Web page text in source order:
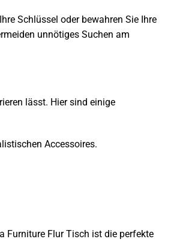
Schlüssel oder bewahren Sie Ihre
unnötiges Suchen am
lässt. Hier sind einige
Accessoires.
Furniture Flur Tisch ist die perfekte